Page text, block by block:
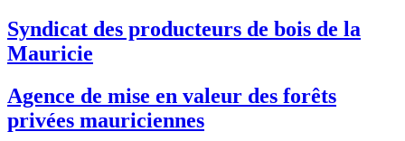
Syndicat des producteurs de bois de la
Mauricie
Agence de mise en valeur des forêts
privées mauriciennes